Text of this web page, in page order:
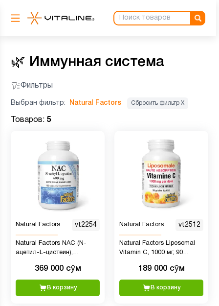
🌿 Иммунная система
Фильтры
Выбран фильтр: Natural Factors Сбросить фильтр Х
Товаров: 5
Natural Factors vt2254
Natural Factors NAC (N-
ацетил-L-цистеин),
форме, 600 мг, 180
вегетарианских капсул
369 000 сӯм
В корзину
Natural Factors vt2512
Natural Factors Liposomal
Vitamin C, 1000 мг, 90
189 000 сӯм
В корзину